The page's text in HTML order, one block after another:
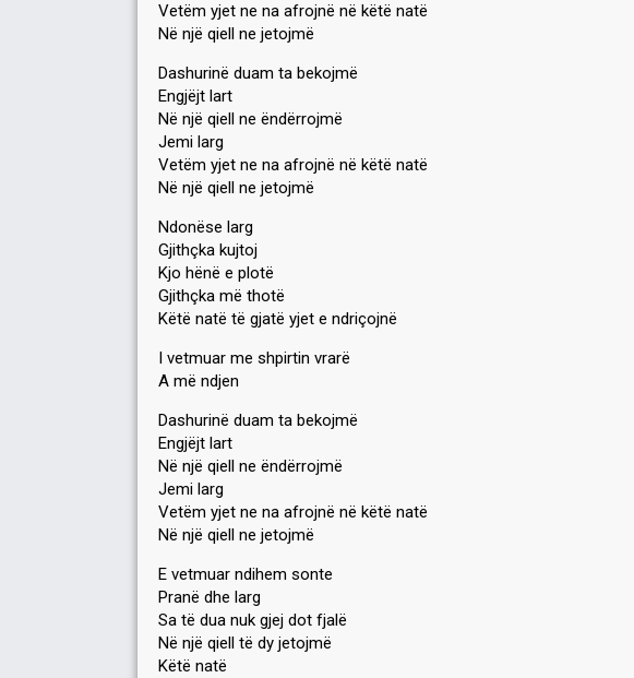
Vetëm yjet ne na afrojnë në këtë natë
Në një qiell ne jetojmë
Dashurinë duam ta bekojmë
Engjëjt lart
Në një qiell ne ëndërrojmë
Jemi larg
Vetëm yjet ne na afrojnë në këtë natë
Në një qiell ne jetojmë
Ndonëse larg
Gjithçka kujtoj
Kjo hënë e plotë
Gjithçka më thotë
Këtë natë të gjatë yjet e ndriçojnë
I vetmuar me shpirtin vrarë
A më ndjen
Dashurinë duam ta bekojmë
Engjëjt lart
Në një qiell ne ëndërrojmë
Jemi larg
Vetëm yjet ne na afrojnë në këtë natë
Në një qiell ne jetojmë
E vetmuar ndihem sonte
Pranë dhe larg
Sa të dua nuk gjej dot fjalë
Në një qiell të dy jetojmë
Këtë natë